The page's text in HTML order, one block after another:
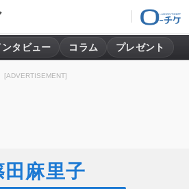
ンタビュー コラム プレゼント
[ADVERTISEMENT]
田麻里子